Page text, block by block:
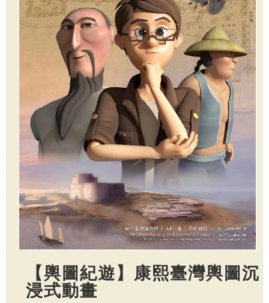
【輿圖紀遊】康熙臺灣輿圖沉
浸式動畫